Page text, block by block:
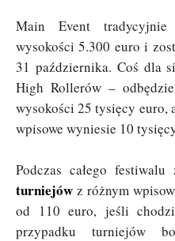
Main Event
wysokości 5.300 euro i
31 października. Coś dla
High Rollerów –
wysokości 25 tysięcy euro,
wpisowe wyniesie 10
Podczas całego
turniejów z różnym
od 110 euro, jeśli
przypadku turniejów